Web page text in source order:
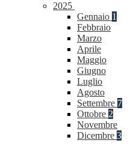
2025
Gennaio 1
Febbraio
Marzo
Aprile
Maggio
Giugno
Luglio
Agosto
Settembre 7
Ottobre 2
Novembre
Dicembre 3